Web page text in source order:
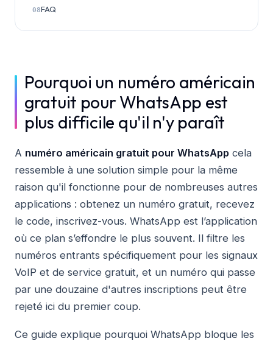
08FAQ
Pourquoi un numéro américain
gratuit pour WhatsApp est
plus difficile qu'il n'y paraît
A numéro américain gratuit pour WhatsApp cela
ressemble à une solution simple pour la même
raison qu'il fonctionne pour de nombreuses autres
applications : obtenez un numéro gratuit, recevez
le code, inscrivez-vous. WhatsApp est l’application
où ce plan s’effondre le plus souvent. Il filtre les
numéros entrants spécifiquement pour les signaux
VoIP et de service gratuit, et un numéro qui passe
par une douzaine d'autres inscriptions peut être
rejeté ici du premier coup.
Ce guide explique pourquoi WhatsApp bloque les